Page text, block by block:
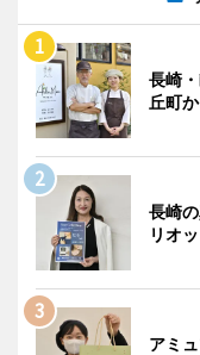
長崎
丘町
長崎
リオ
アミ